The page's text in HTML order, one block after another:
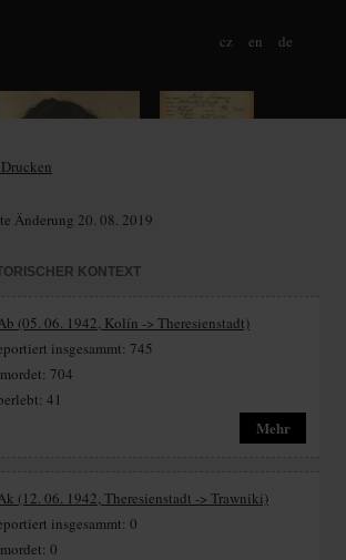
cz en de
Drucken
Änderung 20. 08. 2019
KONTEXT
(05. 06. 1942, Kolín -> Theresienstadt)
insgesammt: 745
704
41
Mehr
(12. 06. 1942, Theresienstadt -> Trawniki)
insgesammt: 0
0